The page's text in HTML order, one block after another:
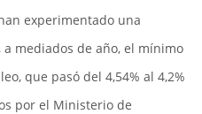
experimentado una
mediados de año, el mínimo
que pasó del 4,54% al 4,2%
por el Ministerio de